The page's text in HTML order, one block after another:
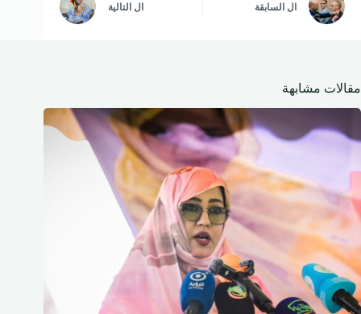
ال السابقة ال التالية
مقالات مشابهة